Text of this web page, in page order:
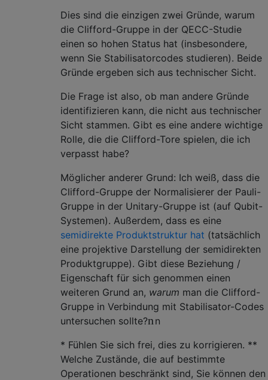
Dies sind die einzigen zwei Gründe, warum
die Clifford-Gruppe in der QECC-Studie
einen so hohen Status hat (insbesondere,
wenn Sie Stabilisatorcodes studieren). Beide
Gründe ergeben sich aus technischer Sicht.
Die Frage ist also, ob man andere Gründe
identifizieren kann, die nicht aus technischer
Sicht stammen. Gibt es eine andere wichtige
Rolle, die die Clifford-Tore spielen, die ich
verpasst habe?
Möglicher anderer Grund: Ich weiß, dass die
Clifford-Gruppe der Normalisierer der Pauli-
Gruppe in der Unitary-Gruppe ist (auf Qubit-
Systemen). Außerdem, dass es eine
semidirekte Produktstruktur hat (tatsächlich
eine projektive Darstellung der semidirekten
Produktgruppe). Gibt diese Beziehung /
Eigenschaft für sich genommen einen
weiteren Grund an, warum man die Clifford-
Gruppe in Verbindung mit Stabilisator-Codes
untersuchen sollte?nn
* Fühlen Sie sich frei, dies zu korrigieren. **
Welche Zustände, die auf bestimmte
Operationen beschränkt sind, Sie können den